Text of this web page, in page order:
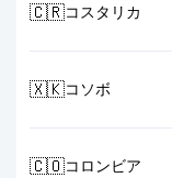
🇨🇷コスタリカ
🇽🇰コソボ
🇨🇴コロンビア